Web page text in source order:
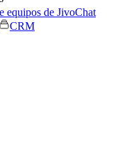
equipos de JivoChat
CRM